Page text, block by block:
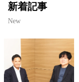
新着記事
New